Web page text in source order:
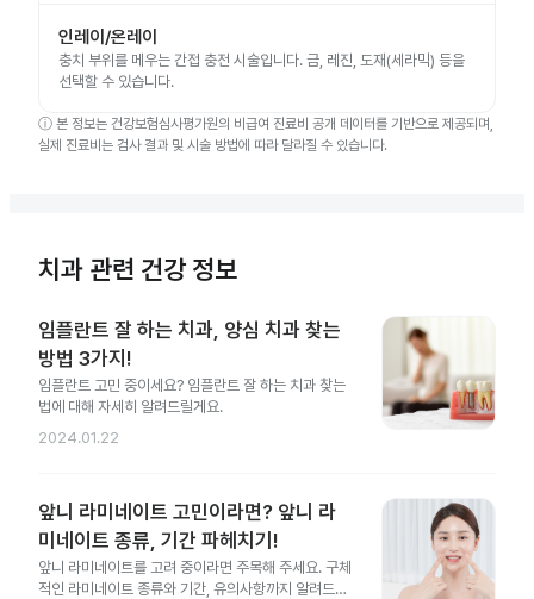
인레이/온레이
충치 부위를 메우는 간접 충전 시술입니다. 금, 레진, 도재(세라믹) 등을
선택할 수 있습니다.
ⓘ 본 정보는 건강보험심사평가원의 비급여 진료비 공개 데이터를 기반으로 제공되며,
실제 진료비는 검사 결과 및 시술 방법에 따라 달라질 수 있습니다.
치과 관련 건강 정보
임플란트 잘 하는 치과, 양심 치과 찾는
방법 3가지!
임플란트 고민 중이세요? 임플란트 잘 하는 치과 찾는
법에 대해 자세히 알려드릴게요.
2024.01.22
앞니 라미네이트 고민이라면? 앞니 라
미네이트 종류, 기간 파헤치기!
앞니 라미네이트를 고려 중이라면 주목해 주세요. 구체
적인 라미네이트 종류와 기간, 유의사항까지 알려드릴